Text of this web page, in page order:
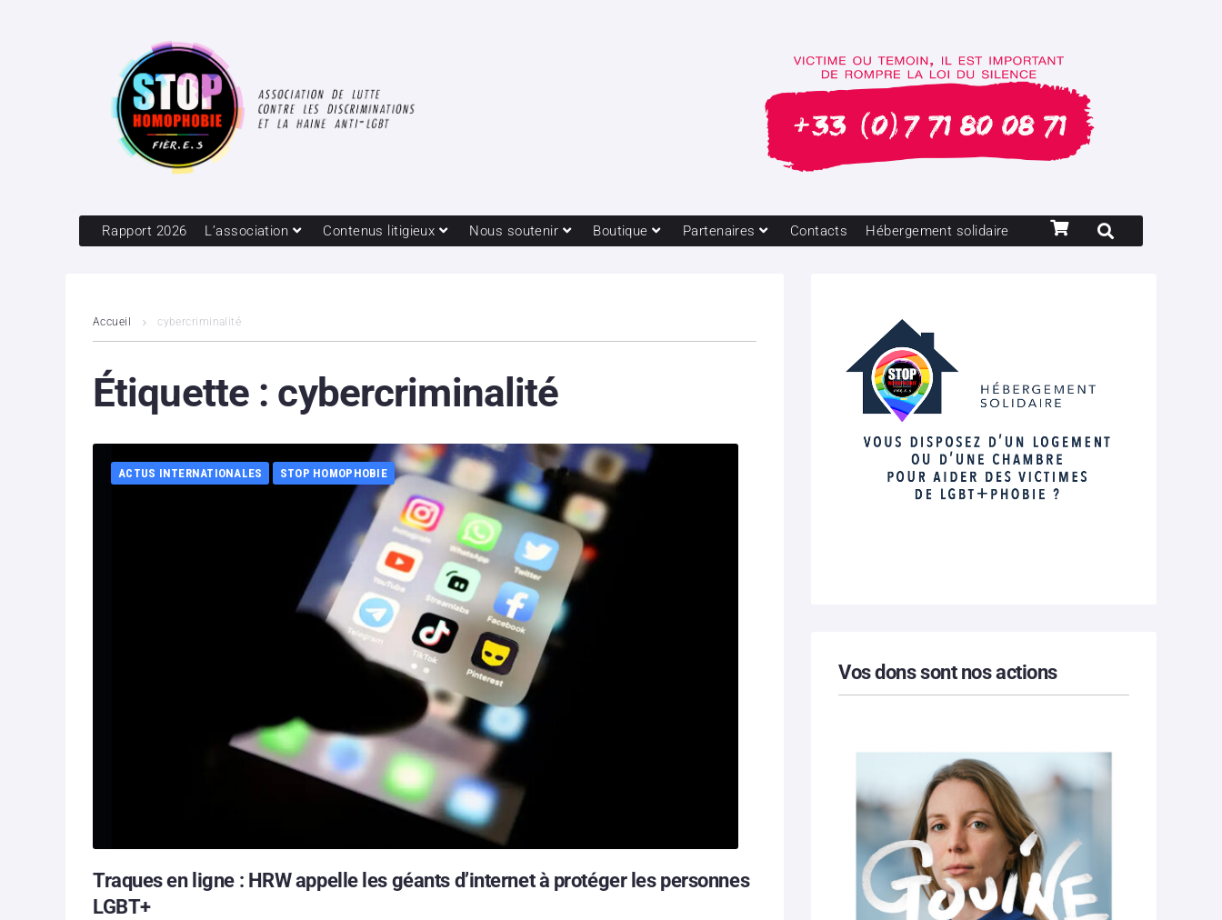
Rapport 2026 L’association Contenus litigieux Nous soutenir Boutique Partenaires Contacts Hébergement solidaire
Accueil cybercriminalité
Étiquette : cybercriminalité
ACTUS INTERNATIONALES STOP HOMOPHOBIE
Traques en ligne : HRW appelle les géants d’internet à protéger les personnes
LGBT+
Vos dons sont nos actions